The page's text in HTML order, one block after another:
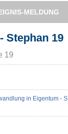
MELDUNG
Stephan 19
19